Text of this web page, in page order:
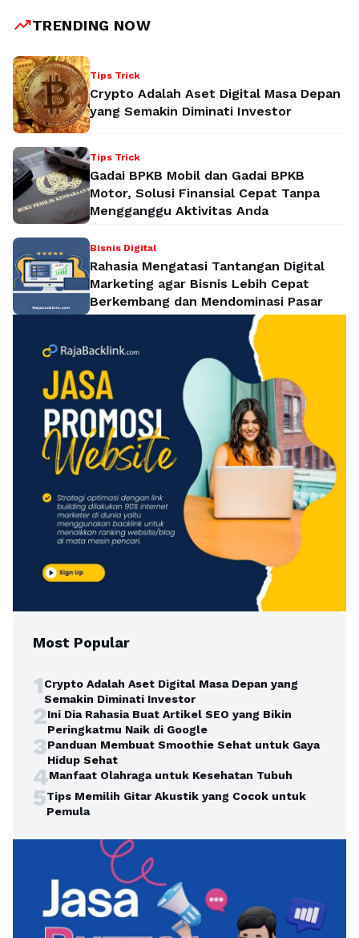
trending_upTRENDING NOW
Tips Trick
Crypto Adalah Aset Digital Masa Depan
yang Semakin Diminati Investor
Tips Trick
Gadai BPKB Mobil dan Gadai BPKB
Motor, Solusi Finansial Cepat Tanpa
Mengganggu Aktivitas Anda
Bisnis Digital
Rahasia Mengatasi Tantangan Digital
Marketing agar Bisnis Lebih Cepat
Berkembang dan Mendominasi Pasar
Most Popular
1Crypto Adalah Aset Digital Masa Depan yang
Semakin Diminati Investor
2Ini Dia Rahasia Buat Artikel SEO yang Bikin
Peringkatmu Naik di Google
3Panduan Membuat Smoothie Sehat untuk Gaya
Hidup Sehat
4Manfaat Olahraga untuk Kesehatan Tubuh
5Tips Memilih Gitar Akustik yang Cocok untuk
Pemula